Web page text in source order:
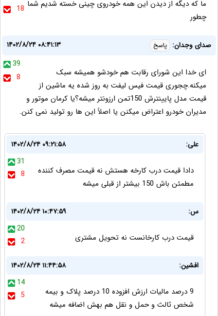
18 ما که دیگه از دیدن این همه خودروی چینی خسته شدیم شما
چطور
صدای وجدان: پاسخ
۱۴۰۲/۸/۲۴ ۰۸:۴۱:۱۳
39
8
ای خدا این شورای رقابت هم خودشو همیشه سبک
میکنه.چجوری قیمت فیس لیفت به روز شده یه ماشین از
قیمت مدل پایینترش 150تمن ارزونتر میشه؟یا کرمان موتور و
مدیران خودرو اعتراض میکنن یا اصلاً این ها رو تولید نمی کنن.
علی:
۱۴۰۲/۸/۲۴ ۰۹:۲۱:۵۸
31
8
دادا قیمت درب کارخه هستش نه قیمت مصرف کننده
مطمئن باش 150 بیشتر از قبلی میشه
س:
۱۴۰۲/۸/۲۴ ۱۰:۴۷:۵۹
20
2
قیمت درب کارخانست نه تحویل مشتری
افشین:
۱۴۰۲/۸/۲۴ ۱۱:۴۴:۵۸
14
5
9 درصد مالیات ارزش افزوده 10 درصد پلاک و بیمه
شخص ثالث و حمل و نقل هم بهش اضافه میشه